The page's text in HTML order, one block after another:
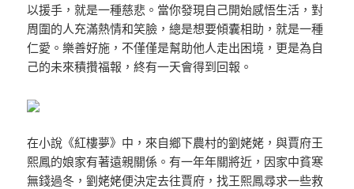
以援手，就是一種慈悲。當你發現自己開始感悟生活，對
周圍的人充滿熱情和笑臉，總是想要傾囊相助，就是一種
仁愛。樂善好施，不僅僅是幫助他人走出困境，更是為自
己的未來積攢福報，終有一天會得到回報。
在小說《紅樓夢》中，來自鄉下農村的劉姥姥，與賈府王
熙鳳的娘家有著遠親關係。有一年年關將近，因家中貧寒
無錢過冬，劉姥姥便決定去往賈府，找王熙鳳尋求一些救